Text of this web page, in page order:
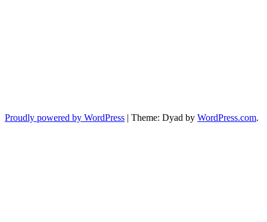
Proudly powered by WordPress | Theme: Dyad by WordPress.com.